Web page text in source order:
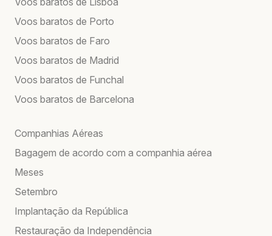
Voos baratos de Porto
Voos baratos de Faro
Voos baratos de Madrid
Voos baratos de Funchal
Voos baratos de Barcelona
Companhias Aéreas
Bagagem de acordo com a companhia aérea
Meses
Setembro
Implantação da República
Restauração da Independência